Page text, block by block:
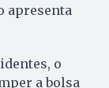
apresenta
o
a bolsa